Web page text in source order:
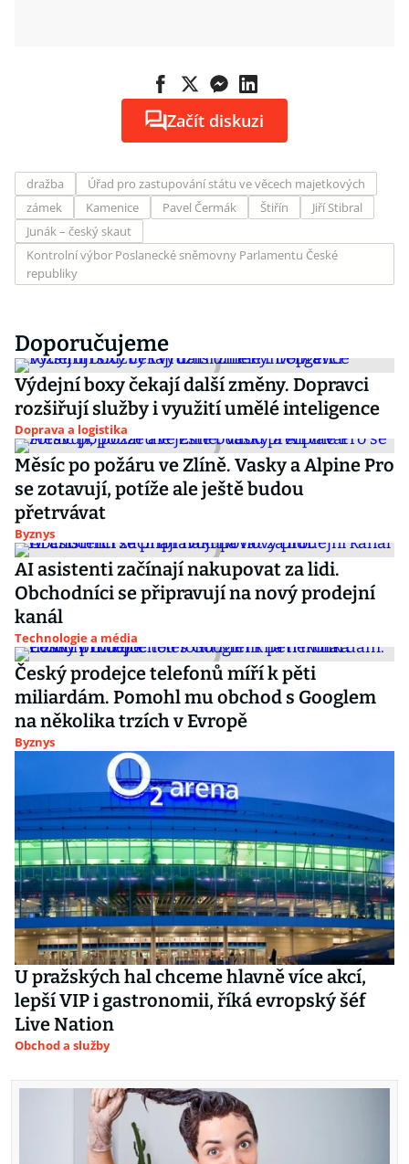
Začít diskuzi
dražba
Úřad pro zastupování státu ve věcech majetkových
zámek
Kamenice Pavel Čermák Štiřín
Jiří Stibral
Junák – český skaut
Kontrolní výbor Poslanecké sněmovny Parlamentu České
republiky
Doporučujeme
Výdejní boxy čekají další změny. Dopravci
rozšiřují služby i využití umělé inteligence
Doprava a logistika
Měsíc po požáru ve Zlíně. Vasky a Alpine Pro
se zotavují, potíže ale ještě budou
přetrvávat
Byznys
AI asistenti začínají nakupovat za lidi.
Obchodníci se připravují na nový prodejní
kanál
Technologie a média
Český prodejce telefonů míří k pěti
miliardám. Pomohl mu obchod s Googlem
na několika trzích v Evropě
Byznys
U pražských hal chceme hlavně více akcí,
lepší VIP i gastronomii, říká evropský šéf
Live Nation
Obchod a služby